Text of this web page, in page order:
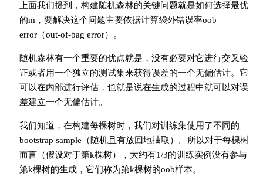
上面我们提到，构建随机森林的关键问题就是如何选择最优
的m，要解决这个问题主要依据计算袋外错误率oob
error（out-of-bag error）。
随机森林有一个重要的优点就是，没有必要对它进行交叉验
证或者用一个独立的测试集来获得误差的一个无偏估计。它
可以在内部进行评估，也就是说在生成的过程中就可以对误
差建立一个无偏估计。
我们知道，在构建每棵树时，我们对训练集使用了不同的
bootstrap sample（随机且有放回地抽取）。所以对于每棵树
而言（假设对于第k棵树），大约有1/3的训练实例没有参与
第k棵树的生成，它们称为第k棵树的oob样本。